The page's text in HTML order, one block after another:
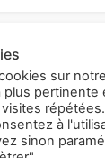
sur
pertinente
à
sinon